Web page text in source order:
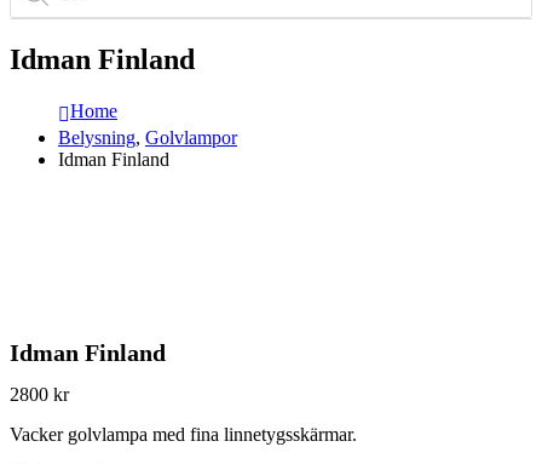
Idman Finland
Home
Belysning, Golvlampor
Idman Finland
Idman Finland
2800 kr
Vacker golvlampa med fina linnetygsskärmar.